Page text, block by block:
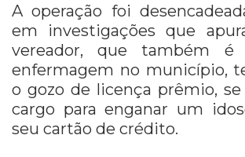
A operação foi
em investigações que
vereador, que também é
enfermagem no município,
o gozo de licença prêmio,
cargo para enganar um
seu cartão de crédito.